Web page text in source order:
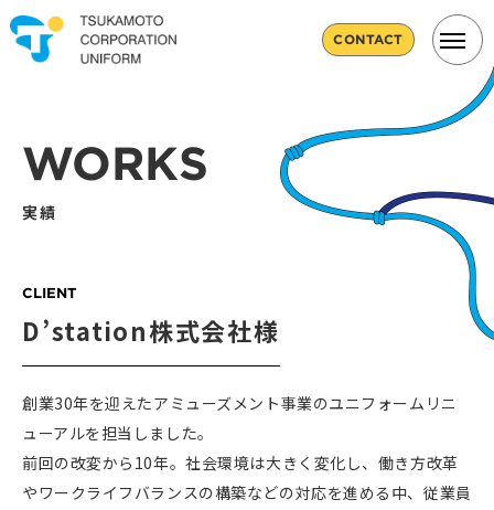
CONTACT
WORKS
実績
CLIENT
D’station株式会社様
創業30年を迎えたアミューズメント事業のユニフォームリニ
ューアルを担当しました。
前回の改変から10年。社会環境は大きく変化し、働き方改革
やワークライフバランスの構築などの対応を進める中、従業員